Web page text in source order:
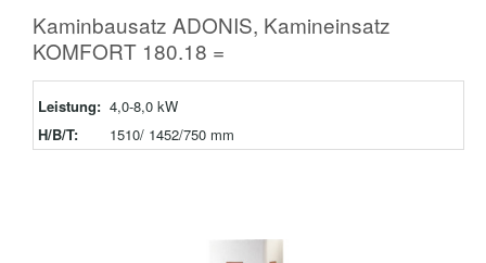
Kaminbausatz ADONIS, Kamineinsatz
KOMFORT 180.18 =
Leistung: 4,0-8,0 kW
H/B/T:
1510/ 1452/750 mm